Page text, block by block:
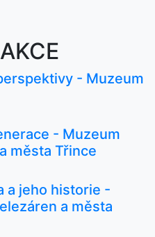
- Muzeum
- Muzeum
města Třince
a jeho historie -
a města